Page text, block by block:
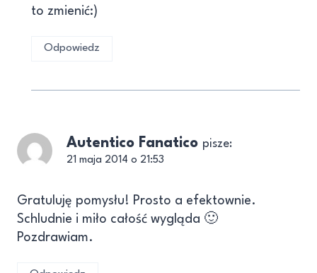
to zmienić:)
Odpowiedz
Autentico Fanatico pisze:
21 maja 2014 o 21:53
Gratuluję pomysłu! Prosto a efektownie.
Schludnie i miło całość wygląda 🙂
Pozdrawiam.